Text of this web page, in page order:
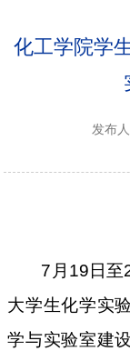
化工学院学
发布人
7 月 19 日至
大学生化学实
学与实验室建